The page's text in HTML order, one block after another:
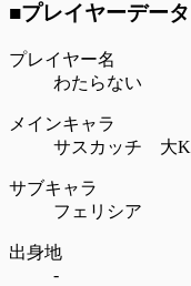
■プレイヤーデータ
プレイヤー名
わたらない
メインキャラ
サスカッチ 大K
サブキャラ
フェリシア
出身地
-